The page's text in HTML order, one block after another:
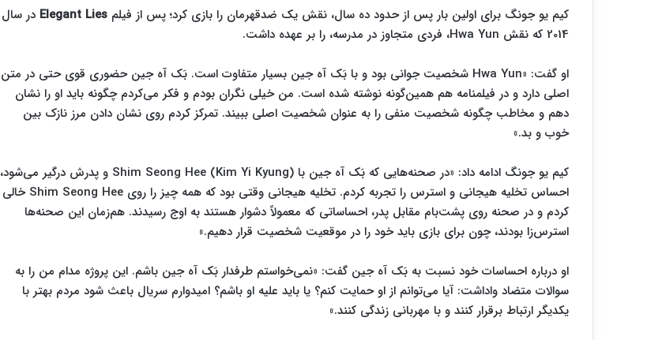
کیم یو جونگ برای اولین بار پس از حدود ده سال، نقش یک ضدقهرمان را بازی کرد؛ پس از فیلم Elegant Lies در سال
2014 که نقش Hwa Yun، فردی متجاوز در مدرسه، را بر عهده داشت.
او گفت: «Hwa Yun شخصیت جوانی بود و با بَک آه جین بسیار متفاوت است. بَک آه جین حضوری قوی حتی در متن
اصلی دارد و در فیلمنامه هم همین‌گونه نوشته شده است. من خیلی نگران بودم و فکر می‌کردم چگونه باید او را نشان
دهم و مخاطب چگونه شخصیت منفی را به عنوان شخصیت اصلی ببیند. تمرکز کردم روی نشان دادن مرز نازک بین
خوب و بد.»
کیم یو جونگ ادامه داد: «در صحنه‌هایی که بَک آه جین با Shim Seong Hee (Kim Yi Kyung) و پدرش درگیر می‌شود،
احساس تخلیه هیجانی و استرس را تجربه کردم. تخلیه هیجانی وقتی بود که همه چیز را روی Shim Seong Hee خالی
کردم و در صحنه روی پشت‌بام مقابل پدر، احساساتی که معمولاً دشوار هستند به اوج رسیدند. هم‌زمان این صحنه‌ها
استرس‌زا بودند، چون برای بازی باید خود را در موقعیت شخصیت قرار دهیم.»
او درباره احساسات خود نسبت به بَک آه جین گفت: «نمی‌خواستم طرفدار بَک آه جین باشم. این پروژه مدام من را به
سوالات متضاد واداشت: آیا می‌توانم از او حمایت کنم؟ یا باید علیه او باشم؟ امیدوارم سریال باعث شود مردم بهتر با
یکدیگر ارتباط برقرار کنند و با مهربانی زندگی کنند.»